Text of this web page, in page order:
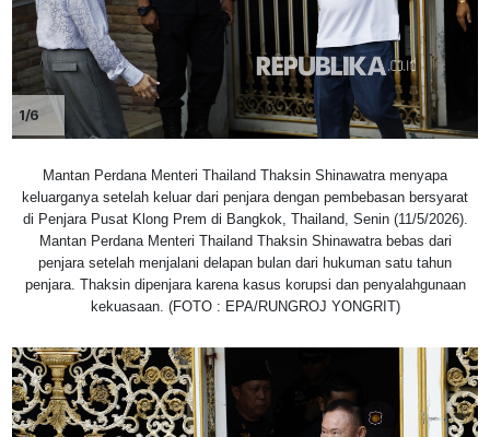
1/6
Mantan Perdana Menteri Thailand Thaksin Shinawatra menyapa
keluarganya setelah keluar dari penjara dengan pembebasan bersyarat
di Penjara Pusat Klong Prem di Bangkok, Thailand, Senin (11/5/2026).
Mantan Perdana Menteri Thailand Thaksin Shinawatra bebas dari
penjara setelah menjalani delapan bulan dari hukuman satu tahun
penjara. Thaksin dipenjara karena kasus korupsi dan penyalahgunaan
kekuasaan. (FOTO : EPA/RUNGROJ YONGRIT)